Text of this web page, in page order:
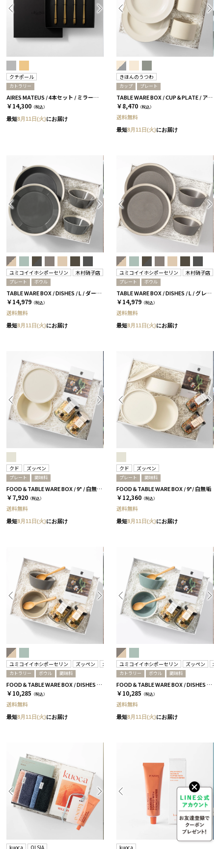
クチポール
カトラリー
AIRES MATEUS / 4本セット / ミラーゴールド［クチポール］
￥14,300 （税込）
最短8月11日(火)にお届け
きほんのうつわ
カップ プレート
TABLE WARE BOX / CUP＆PLATE / アイボリー［きほんのうつわ］
￥8,470 （税込）
送料無料
最短8月11日(火)にお届け
ユミコイイホシポーセリン 木村硝子店
プレート ボウル
TABLE WARE BOX / DISHES / L / ダークグレー［イイホシユミコ×木村硝子店］
￥14,979 （税込）
送料無料
最短8月11日(火)にお届け
ユミコイイホシポーセリン 木村硝子店
プレート ボウル
TABLE WARE BOX / DISHES / L / グレー［イイホシユミコ×木村硝子店］
￥14,979 （税込）
送料無料
最短8月11日(火)にお届け
クド ズッペン
プレート 調味料
FOOD＆TABLE WARE BOX / 9° / 白無垢 / ズッペン
￥7,920 （税込）
送料無料
最短8月11日(火)にお届け
クド ズッペン
プレート 調味料
FOOD＆TABLE WARE BOX / 9°/ 白無垢
￥12,360 （税込）
送料無料
最短8月11日(火)にお届け
ユミコイイホシポーセリン ズッペン 木村硝子店
カトラリー ボウル 調味料
FOOD＆TABLE WARE BOX / DISHES ボウル / グレー＆ベージュ
￥10,285 （税込）
送料無料
最短8月11日(火)にお届け
ユミコイイホシポーセリン ズッペン 木
カトラリー ボウル 調味料
FOOD＆TABLE WARE BOX / DISHES ボウル / ピスタチオグリーン
￥10,285 （税込）
送料無料
最短8月11日(火)にお届け
kuoca OLSIA kuoca